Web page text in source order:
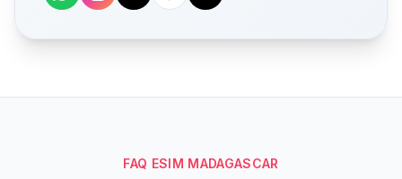
FAQ ESIM MADAGASCAR